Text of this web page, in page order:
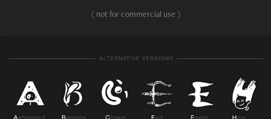
( not for commercial use )